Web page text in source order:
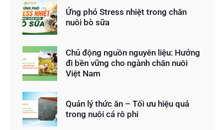
Ứng phó Stress nhiệt trong chăn
nuôi bò sữa
Chủ động nguồn nguyên liệu: Hướng
đi bền vững cho ngành chăn nuôi
Việt Nam
Quản lý thức ăn – Tối ưu hiệu quả
trong nuôi cá rô phi